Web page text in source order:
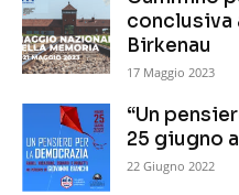
conclusiva
Birkenau
17 Maggio 2023
“Un
25 giugno
22 Giugno 2022